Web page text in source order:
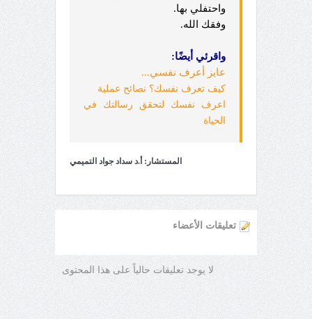
واحتفلي بها.
وفقك الله.
واقرئي أيضًا:
عايز أعرف نفسي...
كيف تعرف نفسك؟ نصائح عملية
اعرف نفسك لتحقق رسالتك في
الحياة
المستشار: أ.د سداد جواد التميمي
تعليقات الأعضاء
لا يوجد تعليقات حالياً على هذا المحتوى